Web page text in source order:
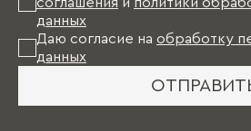
соглашения и политики
данных
Даю согласие на обработку
данных